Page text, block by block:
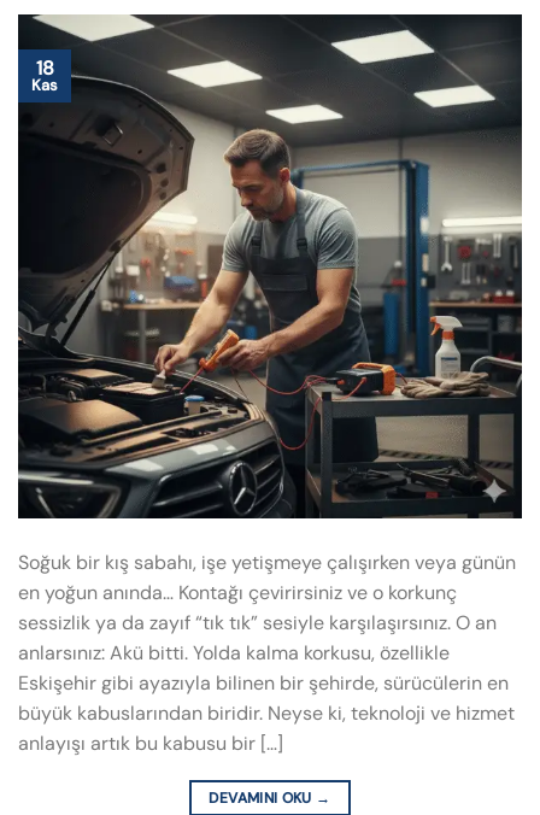
18
Kas
Soğuk bir kış sabahı, işe yetişmeye çalışırken veya günün
en yoğun anında… Kontağı çevirirsiniz ve o korkunç
sessizlik ya da zayıf “tık tık” sesiyle karşılaşırsınız. O an
anlarsınız: Akü bitti. Yolda kalma korkusu, özellikle
Eskişehir gibi ayazıyla bilinen bir şehirde, sürücülerin en
büyük kabuslarından biridir. Neyse ki, teknoloji ve hizmet
anlayışı artık bu kabusu bir […]
DEVAMINI OKU →